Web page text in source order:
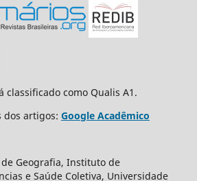
classificado como Qualis A1.
dos artigos: Google Acadêmico
de Geografia, Instituto de
e Saúde Coletiva, Universidade